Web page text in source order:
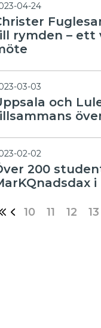
04-24
rymden – ett
03-03
och
02-02
200
i
10 11 12 13